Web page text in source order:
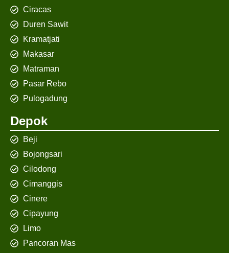
Ciracas
Duren Sawit
Kramatjati
Makasar
Matraman
Pasar Rebo
Pulogadung
Depok
Beji
Bojongsari
Cilodong
Cimanggis
Cinere
Cipayung
Limo
Pancoran Mas